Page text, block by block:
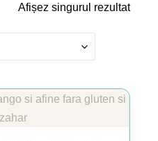
Afișez singurul rezultat
Acest
produs